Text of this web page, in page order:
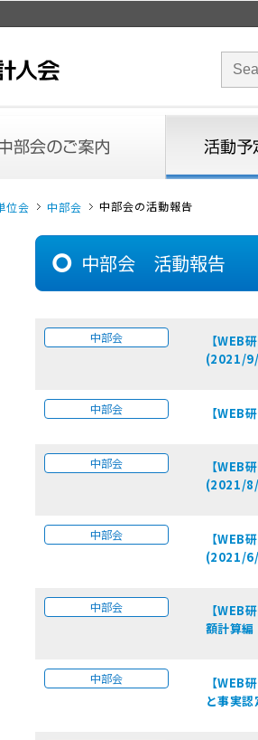
サイ
位会 中部会 中部会の活動報告
中部会 活動報告
中部会
【WEB
(2021/
中部会 【WEB
中部会
【WEB
(2021/
中部会
【WEB
(2021/
中部会
【WEB
額計算
中部会
【WEB
と事実